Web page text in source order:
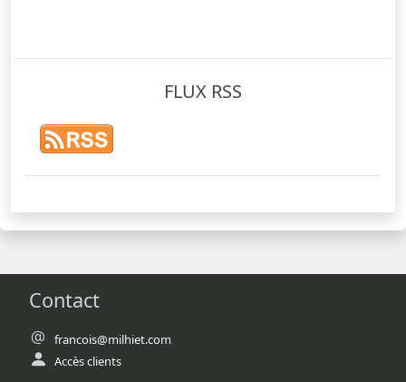
FLUX RSS
Contact
francois@milhiet.com
Accès clients